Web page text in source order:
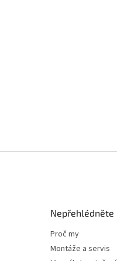
Nepřehlédněte
Proč my
Montáže a servis